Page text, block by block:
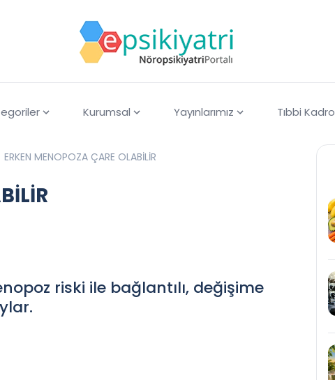
Kurumsal Yayınlarımız Tıbbi Kadro
ERKEN MENOPOZA ÇARE OLABİLİR
riski ile bağlantılı, değişime